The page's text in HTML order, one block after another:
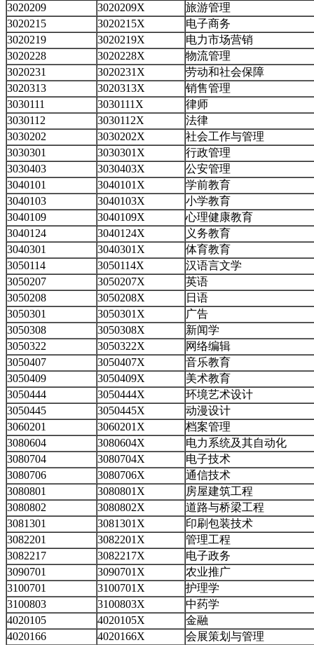
3020209
3020209X
旅游管理
3020215
3020215X
电子商务
3020219
3020219X
电力市场营销
3020228
3020228X
物流管理
3020231
3020231X
劳动和社会保障
3020313
3020313X
销售管理
3030111
3030111X
律师
3030112
3030112X
法律
3030202
3030202X
社会工作与管理
3030301
3030301X
行政管理
3030403
3030403X
公安管理
3040101
3040101X
学前教育
3040103
3040103X
小学教育
3040109
3040109X
心理健康教育
3040124
3040124X
义务教育
3040301
3040301X
体育教育
3050114
3050114X
汉语言文学
3050207
3050207X
英语
3050208
3050208X
日语
3050301
3050301X
广告
3050308
3050308X
新闻学
3050322
3050322X
网络编辑
3050407
3050407X
音乐教育
3050409
3050409X
美术教育
3050444
3050444X
环境艺术设计
3050445
3050445X
动漫设计
3060201
3060201X
档案管理
3080604
3080604X
电力系统及其自动化
3080704
3080704X
电子技术
3080706
3080706X
通信技术
3080801
3080801X
房屋建筑工程
3080802
3080802X
道路与桥梁工程
3081301
3081301X
印刷包装技术
3082201
3082201X
管理工程
3082217
3082217X
电子政务
3090701
3090701X
农业推广
3100701
3100701X
护理学
3100803
3100803X
中药学
4020105
4020105X
金融
4020166
4020166X
会展策划与管理